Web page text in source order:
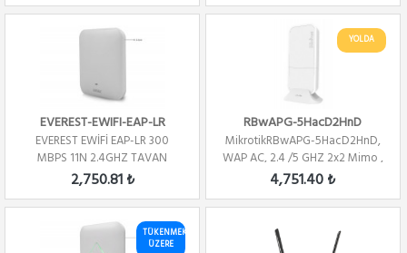
EVEREST-EWIFI-EAP-LR
EVEREST EWİFİ EAP-LR 300
MBPS 11N 2.4GHZ TAVAN
KABLOSUZ ROUTER ACC...
2,750.81 ₺
YOLDA
RBwAPG-5HacD2HnD
MikrotikRBwAPG-5HacD2HnD,
WAP AC, 2.4 /5 GHZ 2x2 Mimo ,
L4, 2 Dbi,...
4,751.40 ₺
TÜKENMEK
ÜZERE